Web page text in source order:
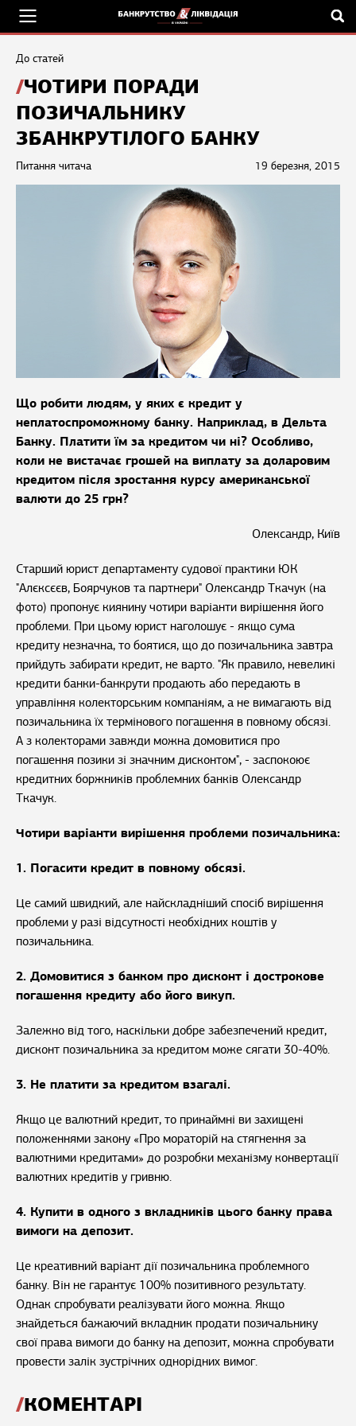
До статей
ЧОТИРИ ПОРАДИ
ПОЗИЧАЛЬНИКУ
ЗБАНКРУТІЛОГО БАНКУ
19 березня, 2015
Питання читача
Що робити людям, у яких є кредит у
неплатоспроможному банку. Наприклад, в Дельта
Банку. Платити їм за кредитом чи ні? Особливо,
коли не вистачає грошей на виплату за доларовим
кредитом після зростання курсу американської
валюти до 25 грн?
Олександр, Київ
Старший юрист департаменту судової практики ЮК
"Алєксєєв, Боярчуков та партнери" Олександр Ткачук (на
фото) пропонує киянину чотири варіанти вирішення його
проблеми. При цьому юрист наголошує - якщо сума
кредиту незначна, то боятися, що до позичальника завтра
прийдуть забирати кредит, не варто. "Як правило, невеликі
кредити банки-банкрути продають або передають в
управління колекторським компаніям, а не вимагають від
позичальника їх термінового погашення в повному обсязі.
А з колекторами завжди можна домовитися про
погашення позики зі значним дисконтом", - заспокоює
кредитних боржників проблемних банків Олександр
Ткачук.
Чотири варіанти вирішення проблеми позичальника:
1. Погасити кредит в повному обсязі.
Це самий швидкий, але найскладніший спосіб вирішення
проблеми у разі відсутності необхідних коштів у
позичальника.
2. Домовитися з банком про дисконт і дострокове
погашення кредиту або його викуп.
Залежно від того, наскільки добре забезпечений кредит,
дисконт позичальника за кредитом може сягати 30-40%.
3. Не платити за кредитом взагалі.
Якщо це валютний кредит, то принаймні ви захищені
положеннями закону «Про мораторій на стягнення за
валютними кредитами» до розробки механізму конвертації
валютних кредитів у гривню.
4. Купити в одного з вкладників цього банку права
вимоги на депозит.
Це креативний варіант дії позичальника проблемного
банку. Він не гарантує 100% позитивного результату.
Однак спробувати реалізувати його можна. Якщо
знайдеться бажаючий вкладник продати позичальнику
свої права вимоги до банку на депозит, можна спробувати
провести залік зустрічних однорідних вимог.
КОМЕНТАРІ